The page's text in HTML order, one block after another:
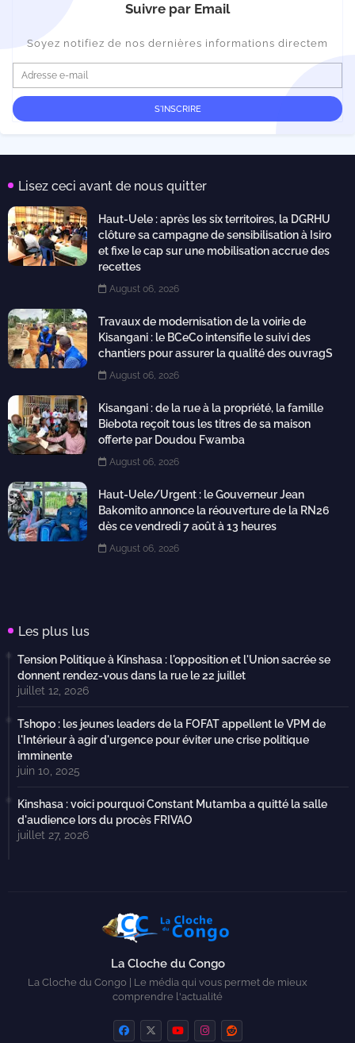
Suivre par Email
Soyez notifiez de nos dernières informations directem
Lisez ceci avant de nous quitter
Haut-Uele : après les six territoires, la DGRHU
clôture sa campagne de sensibilisation à Isiro
et fixe le cap sur une mobilisation accrue des
recettes
August 06, 2026
Travaux de modernisation de la voirie de
Kisangani : le BCeCo intensifie le suivi des
chantiers pour assurer la qualité des ouvragS
August 06, 2026
Kisangani : de la rue à la propriété, la famille
Biebota reçoit tous les titres de sa maison
offerte par Doudou Fwamba
August 06, 2026
Haut-Uele/Urgent : le Gouverneur Jean
Bakomito annonce la réouverture de la RN26
dès ce vendredi 7 août à 13 heures
August 06, 2026
Les plus lus
Tension Politique à Kinshasa : l'opposition et l'Union sacrée se
donnent rendez-vous dans la rue le 22 juillet
juillet 12, 2026
Tshopo : les jeunes leaders de la FOFAT appellent le VPM de
l'Intérieur à agir d'urgence pour éviter une crise politique
imminente
juin 10, 2025
Kinshasa : voici pourquoi Constant Mutamba a quitté la salle
d'audience lors du procès FRIVAO
juillet 27, 2026
La Cloche du Congo
La Cloche du Congo | Le média qui vous permet de mieux
comprendre l'actualité